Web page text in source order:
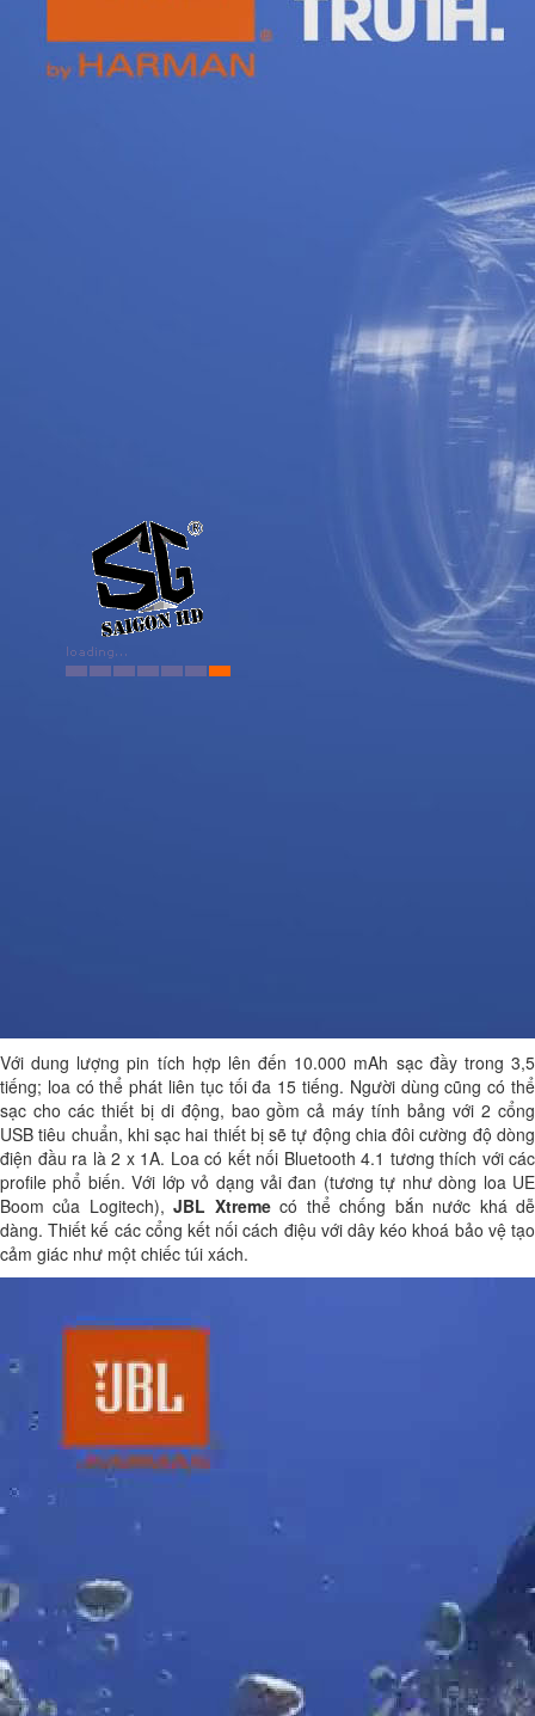
Với dung lượng pin tích hợp lên đến 10.000 mAh sạc đầy trong 3,5
tiếng; loa có thể phát liên tục tối đa 15 tiếng. Người dùng cũng có thể
sạc cho các thiết bị di động, bao gồm cả máy tính bảng với 2 cổng
USB tiêu chuẩn, khi sạc hai thiết bị sẽ tự động chia đôi cường độ dòng
điện đầu ra là 2 x 1A. Loa có kết nối Bluetooth 4.1 tương thích với các
profile phổ biến. Với lớp vỏ dạng vải đan (tương tự như dòng loa UE
Boom của Logitech),JBL Xtremecó thể chống bắn nước khá dễ
dàng. Thiết kế các cổng kết nối cách điệu với dây kéo khoá bảo vệ tạo
cảm giác như một chiếc túi xách.